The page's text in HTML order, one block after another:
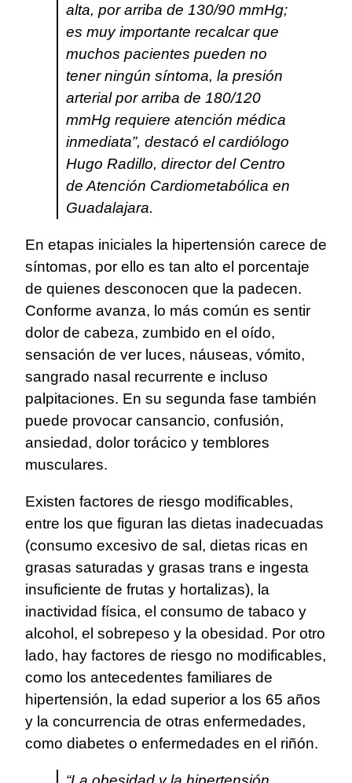
alta, por arriba de 130/90 mmHg;
es muy importante recalcar que
muchos pacientes pueden no
tener ningún síntoma, la presión
arterial por arriba de 180/120
mmHg requiere atención médica
inmediata”, destacó el cardiólogo
Hugo Radillo, director del Centro
de Atención Cardiometabólica en
Guadalajara.
En etapas iniciales la hipertensión carece de
síntomas, por ello es tan alto el porcentaje
de quienes desconocen que la padecen.
Conforme avanza, lo más común es sentir
dolor de cabeza, zumbido en el oído,
sensación de ver luces, náuseas, vómito,
sangrado nasal recurrente e incluso
palpitaciones. En su segunda fase también
puede provocar cansancio, confusión,
ansiedad, dolor torácico y temblores
musculares.
Existen factores de riesgo modificables,
entre los que figuran las dietas inadecuadas
(consumo excesivo de sal, dietas ricas en
grasas saturadas y grasas trans e ingesta
insuficiente de frutas y hortalizas), la
inactividad física, el consumo de tabaco y
alcohol, el sobrepeso y la obesidad. Por otro
lado, hay factores de riesgo no modificables,
como los antecedentes familiares de
hipertensión, la edad superior a los 65 años
y la concurrencia de otras enfermedades,
como diabetes o enfermedades en el riñón.